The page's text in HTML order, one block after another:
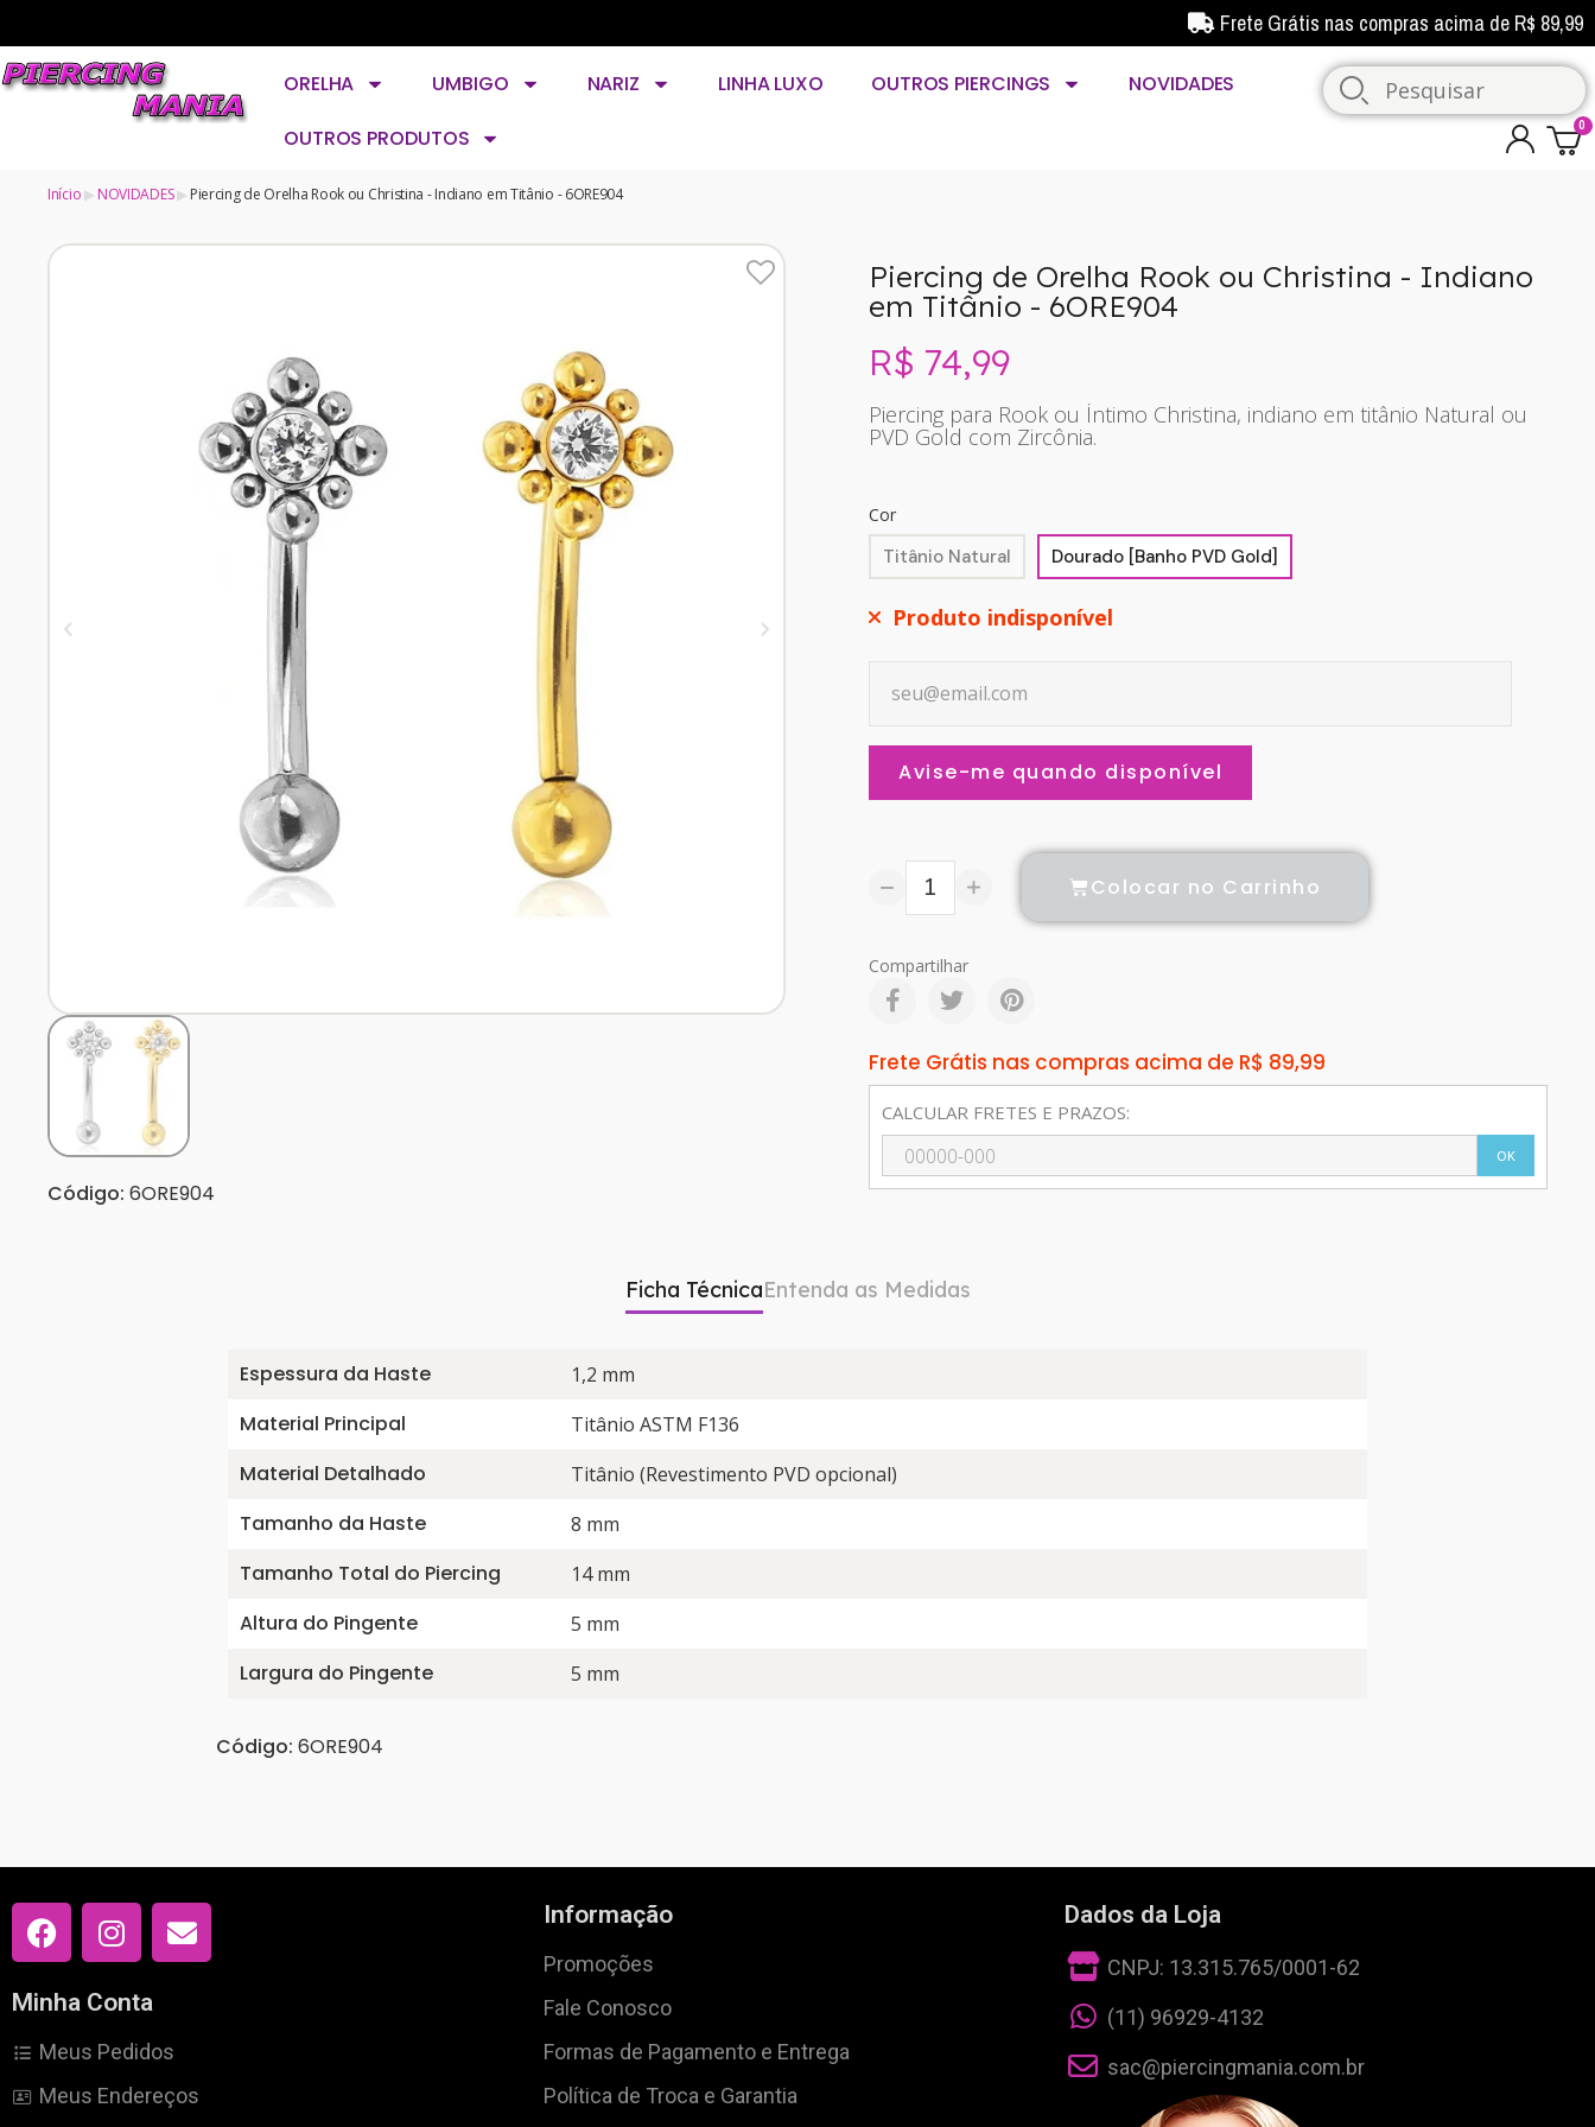
Frete Grátis nas compras acima de R$ 89,99
ORELHA UMBIGO NARIZ LINHA LUXO OUTROS PIERCINGS
NOVIDADES
OUTROS PRODUTOS
Início NOVIDADES Piercing de Orelha Rook ou Christina - Indiano em Titânio - 6ORE904
Código: 6ORE904
Piercing de Orelha Rook ou Christina - Indiano
em Titânio - 6ORE904
R$ 74,99
Piercing para Rook ou Íntimo Christina, indiano em titânio Natural ou
PVD Gold com Zircônia.
Cor
Titânio Natural Dourado [Banho PVD Gold]
Produto indisponível
Avise-me quando disponível
Colocar no Carrinho
Compartilhar
Frete Grátis nas compras acima de R$ 89,99
CALCULAR FRETES E PRAZOS:
OK
Ficha TécnicaEntenda as Medidas
Espessura da Haste 1,2 mm
Material Principal Titânio ASTM F136
Material Detalhado Titânio (Revestimento PVD opcional)
Tamanho da Haste 8 mm
Tamanho Total do Piercing 14 mm
Altura do Pingente 5 mm
Largura do Pingente 5 mm
Código: 6ORE904
Minha Conta
Meus Pedidos
Meus Endereços
Informação
Promoções
Fale Conosco
Formas de Pagamento e Entrega
Política de Troca e Garantia
Dados da Loja
CNPJ: 13.315.765/0001-62
(11) 96929-4132
sac@piercingmania.com.br